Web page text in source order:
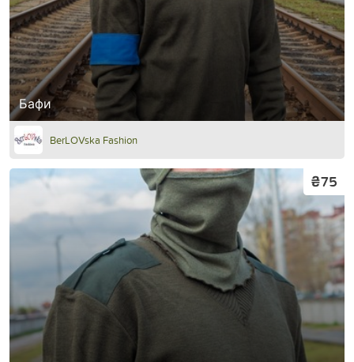
Бафи
BerLOVska Fashion
₴75